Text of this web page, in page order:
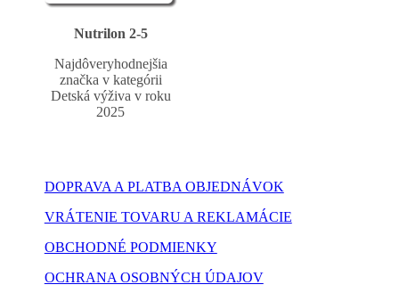
Nutrilon 2-5
Najdôveryhodnejšia
značka v kategórii
Detská výživa v roku
2025
DOPRAVA A PLATBA OBJEDNÁVOK
VRÁTENIE TOVARU A REKLAMÁCIE
OBCHODNÉ PODMIENKY
OCHRANA OSOBNÝCH ÚDAJOV